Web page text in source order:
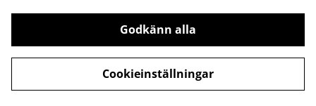
Integritetspolicy
Cookiepolicy
Godkänn alla
Cookieinställningar